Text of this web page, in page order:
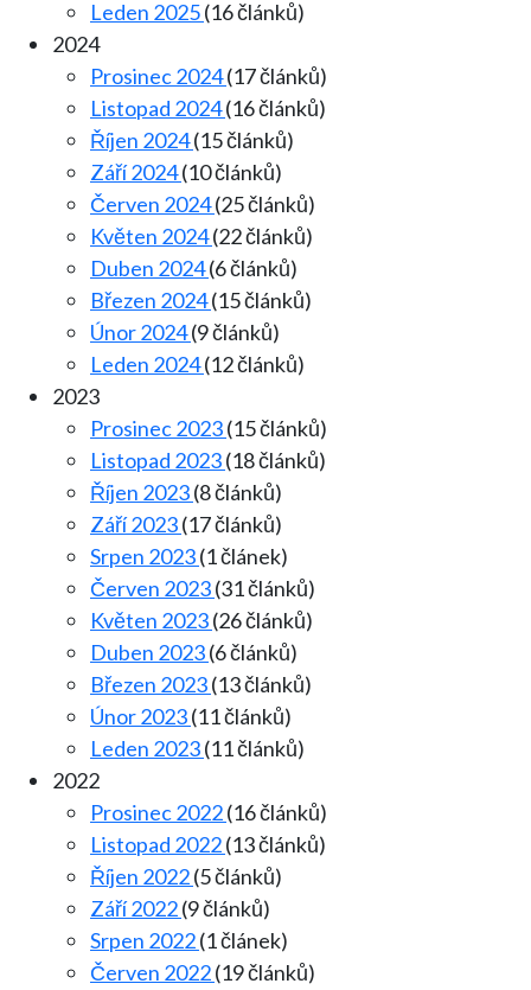
Leden 2025(16 článků)
2024
Prosinec 2024(17 článků)
Listopad 2024(16 článků)
Říjen 2024(15 článků)
Září 2024(10 článků)
Červen 2024(25 článků)
Květen 2024(22 článků)
Duben 2024(6 článků)
Březen 2024(15 článků)
Únor 2024(9 článků)
Leden 2024(12 článků)
2023
Prosinec 2023(15 článků)
Listopad 2023(18 článků)
Říjen 2023(8 článků)
Září 2023(17 článků)
Srpen 2023(1 článek)
Červen 2023(31 článků)
Květen 2023(26 článků)
Duben 2023(6 článků)
Březen 2023(13 článků)
Únor 2023(11 článků)
Leden 2023(11 článků)
2022
Prosinec 2022(16 článků)
Listopad 2022(13 článků)
Říjen 2022(5 článků)
Září 2022(9 článků)
Srpen 2022(1 článek)
Červen 2022(19 článků)